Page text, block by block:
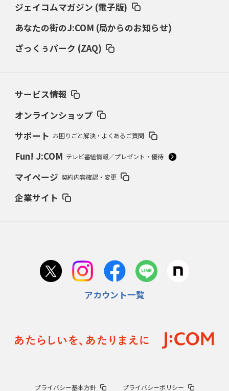
ジェイコムマガジン (電子版)
あなたの街のJ:COM (局からのお知らせ)
ざっくぅパーク (ZAQ)
サービス情報
オンラインショップ
サポート お困りごと解決・よくあるご質問
Fun! J:COM テレビ番組情報／プレゼント・優待
マイページ 契約内容確認・変更
企業サイト
アカウント一覧
プライバシー基本方針 プライバシーポリシー